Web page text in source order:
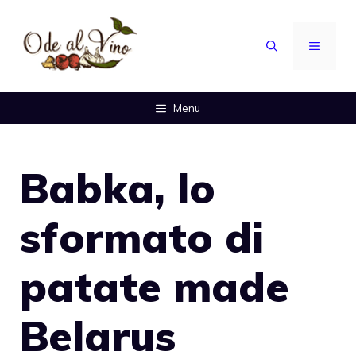
contenuto
MENU
Menu
Babka, lo
sformato di
patate made
Belarus